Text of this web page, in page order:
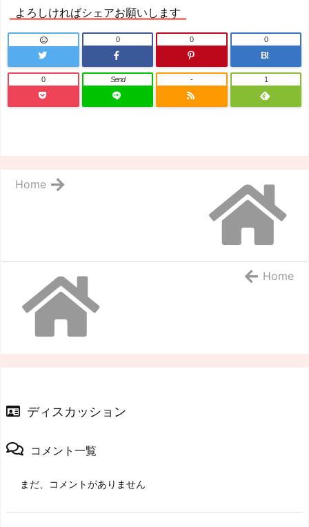
よろしければシェアお願いします
0 0
B!
0
0 Send - 1
Home
Home
ディスカッション
コメント一覧
まだ、コメントがありません